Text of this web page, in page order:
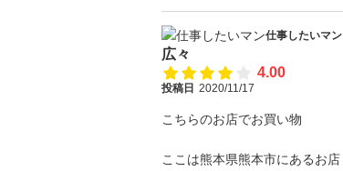
仕事したいマン
広々
4.00
投稿日 2020/11/17
こちらのお店でお買い物
ここは熊本県熊本市にあるお店